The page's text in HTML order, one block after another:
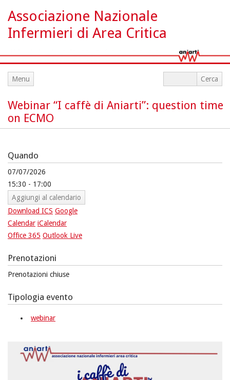
Associazione Nazionale
Infermieri di Area Critica
Menu
Webinar “I caffè di Aniarti”: question time
on ECMO
Quando
07/07/2026
15:30 - 17:00
Aggiungi al calendario
Download ICS Google
Calendar iCalendar
Office 365 Outlook Live
Prenotazioni
Prenotazioni chiuse
Tipologia evento
webinar